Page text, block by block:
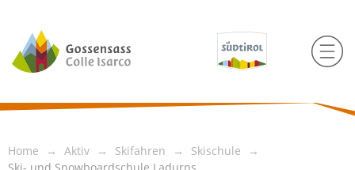
Home Aktiv Skifahren
Skischule